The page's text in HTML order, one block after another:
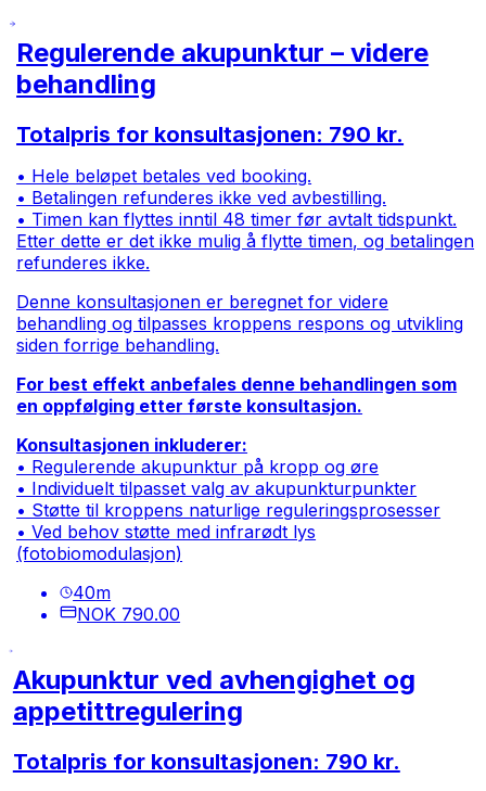
Regulerende akupunktur – videre
behandling
Totalpris for konsultasjonen: 790 kr.
• Hele beløpet betales ved booking.
• Betalingen refunderes ikke ved avbestilling.
• Timen kan flyttes inntil 48 timer før avtalt tidspunkt.
Etter dette er det ikke mulig å flytte timen, og betalingen
refunderes ikke.
Denne konsultasjonen er beregnet for videre
behandling og tilpasses kroppens respons og utvikling
siden forrige behandling.
For best effekt anbefales denne behandlingen som
en oppfølging etter første konsultasjon.
Konsultasjonen inkluderer:
• Regulerende akupunktur på kropp og øre
• Individuelt tilpasset valg av akupunkturpunkter
• Støtte til kroppens naturlige reguleringsprosesser
• Ved behov støtte med infrarødt lys
(fotobiomodulasjon)
40m
NOK 790.00
Akupunktur ved avhengighet og
appetittregulering
Totalpris for konsultasjonen: 790 kr.